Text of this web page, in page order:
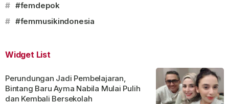
# #femdepok
# #femmusikindonesia
Widget List
Perundungan Jadi Pembelajaran,
Bintang Baru Ayma Nabila Mulai Pulih
dan Kembali Bersekolah